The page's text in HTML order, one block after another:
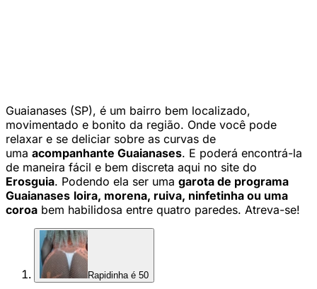
Guaianases (SP), é um bairro bem localizado,
movimentado e bonito da região. Onde você pode
relaxar e se deliciar sobre as curvas de
uma acompanhante Guaianases. E poderá encontrá-la
de maneira fácil e bem discreta aqui no site do
Erosguia. Podendo ela ser uma garota de programa
Guaianases loira, morena, ruiva, ninfetinha ou uma
coroa bem habilidosa entre quatro paredes. Atreva-se!
Rapidinha é 50